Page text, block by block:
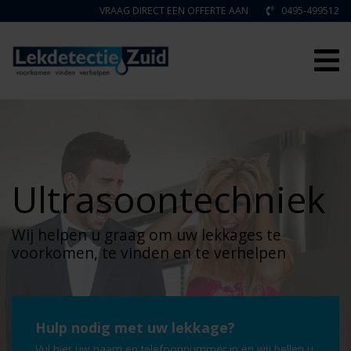
VRAAG DIRECT EEN OFFERTE AAN 0495-499512
Akoestisch onderzoek
Rioolcameratechniek
Drukproeftechniek
Gaslekdetectie
Blowerdoortest
Tarieven
Lekdetectie kosten
Blowerdoortest kosten
Reviews
Contact
Ultrasoontechniek
Wij helpen u graag om uw lekkages te
voorkomen, te vinden en te verhelpen
Hulp nodig met uw lekkage?